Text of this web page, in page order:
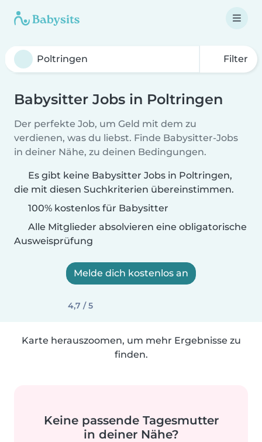
Filter
Babysitter Jobs in Poltringen
Der perfekte Job, um Geld mit dem zu
verdienen, was du liebst. Finde Babysitter-Jobs
in deiner Nähe, zu deinen Bedingungen.
Es gibt keine Babysitter Jobs in Poltringen,
die mit diesen Suchkriterien übereinstimmen.
100% kostenlos für Babysitter
Alle Mitglieder absolvieren eine obligatorische
Ausweisprüfung
Melde dich kostenlos an
4,7 / 5
Karte herauszoomen, um mehr Ergebnisse zu
finden.
Keine passende Tagesmutter
in deiner Nähe?